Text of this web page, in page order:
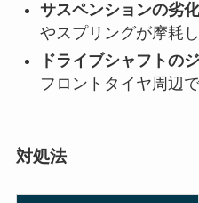
サスペンションの劣化
やスプリングが摩耗し
ドライブシャフトの
フロントタイヤ周辺
対処法